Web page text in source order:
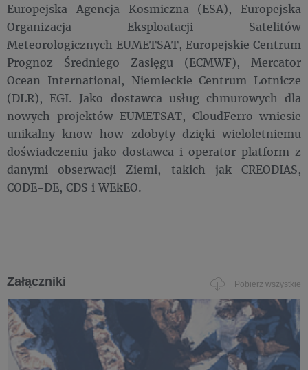
Europejska Agencja Kosmiczna (ESA), Europejska
Organizacja Eksploatacji Satelitów
Meteorologicznych EUMETSAT, Europejskie Centrum
Prognoz Średniego Zasięgu (ECMWF), Mercator
Ocean International, Niemieckie Centrum Lotnicze
(DLR), EGI. Jako dostawca usług chmurowych dla
nowych projektów EUMETSAT, CloudFerro wniesie
unikalny know-how zdobyty dzięki wieloletniemu
doświadczeniu jako dostawca i operator platform z
danymi obserwacji Ziemi, takich jak CREODIAS,
CODE-DE, CDS i WEkEO.
Załączniki Pobierz wszystkie